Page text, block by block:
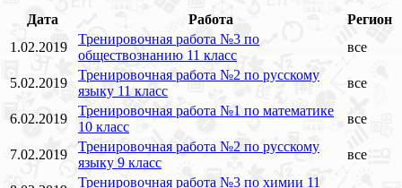
Дата Работа
Регион
1.02.2019
Тренировочная работа №3 по
обществознанию 11 класс
все
5.02.2019
Тренировочная работа №2 по русскому
языку 11 класс
все
6.02.2019
Тренировочная работа №1 по математике
10 класс
все
7.02.2019
Тренировочная работа №2 по русскому
языку 9 класс
все
Тренировочная работа №3 по химии 11